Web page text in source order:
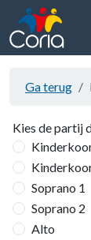
Ga terug
Kies de partij
Soprano 1
Soprano 2
Alto